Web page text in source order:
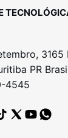
3165
PR
4545